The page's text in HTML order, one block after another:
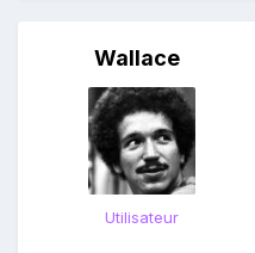
Wallace
Utilisateur